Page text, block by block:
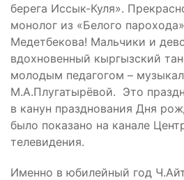
берега Иссык-Куля».
монолог из «Белого
Медетбекова! Мальчики и
вдохновенный кыргызский
молодым педагогом –
М.А.Плугатырёвой. Это
в канун празднования Дня
было показано на канале
телевидения.
Именно в юбилейный год